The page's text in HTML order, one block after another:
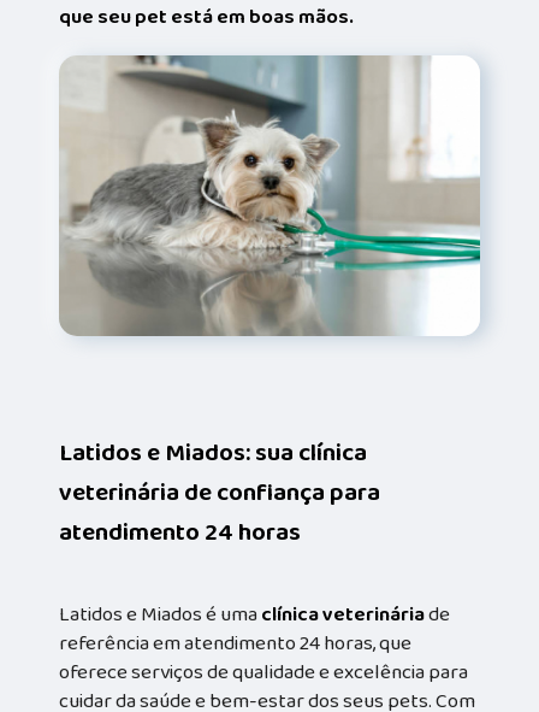
que seu pet está em boas mãos.
Latidos e Miados: sua clínica
veterinária de confiança para
atendimento 24 horas
Latidos e Miados é umaclínica veterináriade
referência em atendimento 24 horas, que
oferece serviços de qualidade e excelência para
cuidar da saúde e bem-estar dos seus pets. Com